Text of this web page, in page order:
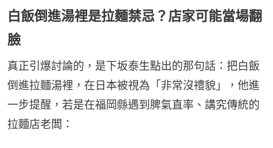
白飯倒進湯裡是拉麵禁忌？店家可能當場翻
臉
真正引爆討論的，是下坂泰生點出的那句話：把白飯
倒進拉麵湯裡，在日本被視為「非常沒禮貌」，他進
一步提醒，若是在福岡縣遇到脾氣直率、講究傳統的
拉麵店老闆：